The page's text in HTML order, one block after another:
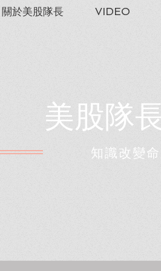
關於美股隊長 VIDEO
美股隊
知識改變